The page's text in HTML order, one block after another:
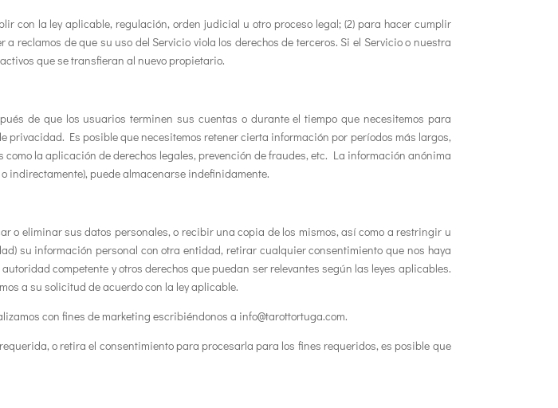
con la ley aplicable, regulación, orden judicial u otro proceso legal; (2) para hacer cumplir
de que su uso del Servicio viola los derechos de terceros. Si el Servicio o nuestra
que se transfieran al nuevo propietario.
de que los usuarios terminen sus cuentas o durante el tiempo que necesitemos para
privacidad. Es posible que necesitemos retener cierta información por períodos más largos,
la aplicación de derechos legales, prevención de fraudes, etc. La información anónima
indirectamente), puede almacenarse indefinidamente.
o eliminar sus datos personales, o recibir una copia de los mismos, así como a restringir u
su información personal con otra entidad, retirar cualquier consentimiento que nos haya
competente y otros derechos que puedan ser relevantes según las leyes aplicables.
a su solicitud de acuerdo con la ley aplicable.
con fines de marketing escribiéndonos a info@tarottortuga.com.
o retira el consentimiento para procesarla para los fines requeridos, es posible que